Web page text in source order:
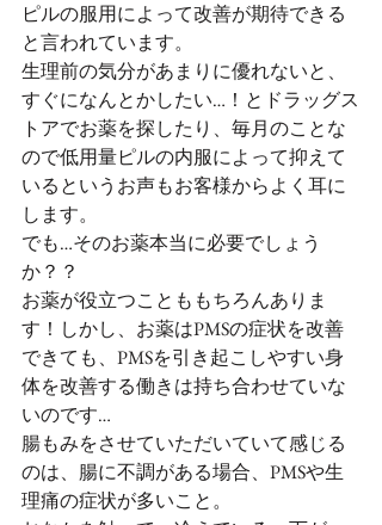
ピルの服用によって改善が期待できる
と言われています。
生理前の気分があまりに優れないと、
すぐになんとかしたい…！とドラッグス
トアでお薬を探したり、毎月のことな
ので低用量ピルの内服によって抑えて
いるというお声もお客様からよく耳に
します。
でも…そのお薬本当に必要でしょう
か？？
お薬が役立つことももちろんありま
す！しかし、お薬はPMSの症状を改善
できても、PMSを引き起こしやすい身
体を改善する働きは持ち合わせていな
いのです…
腸もみをさせていただいていて感じる
のは、腸に不調がある場合、PMSや生
理痛の症状が多いこと。